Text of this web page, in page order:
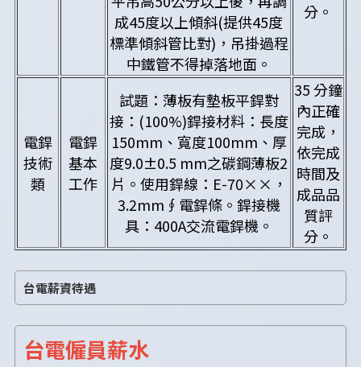
成45度以上傾斜(提供45度
標準傾斜管比對)，吊掛過程
中鐵管不得掉落地面。
分。
電銲
技術
類
電銲
基本
工作
試題：薄板有墊板平銲對
接：(100%)銲接材料：長度
150mm、寬度100mm、厚
度9.0±0.5 mm之碳鋼薄板2
片。使用銲線：E-70××，
3.2mm∮電銲條。銲接機
具：400A交流電銲機。
35 分鐘
內正確
完成，
依完成
時間及
成品品
質評
分。
台電薪資待遇
台電僱員薪水